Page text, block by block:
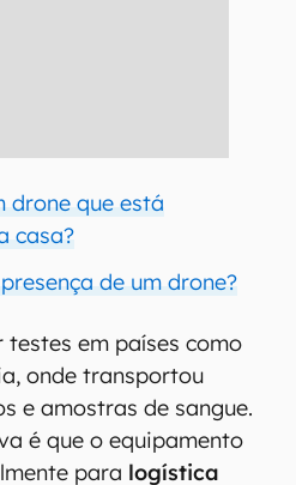
drone que está
casa?
de um drone?
testes em países como
onde transportou
e amostras de sangue.
é que o equipamento
para logística